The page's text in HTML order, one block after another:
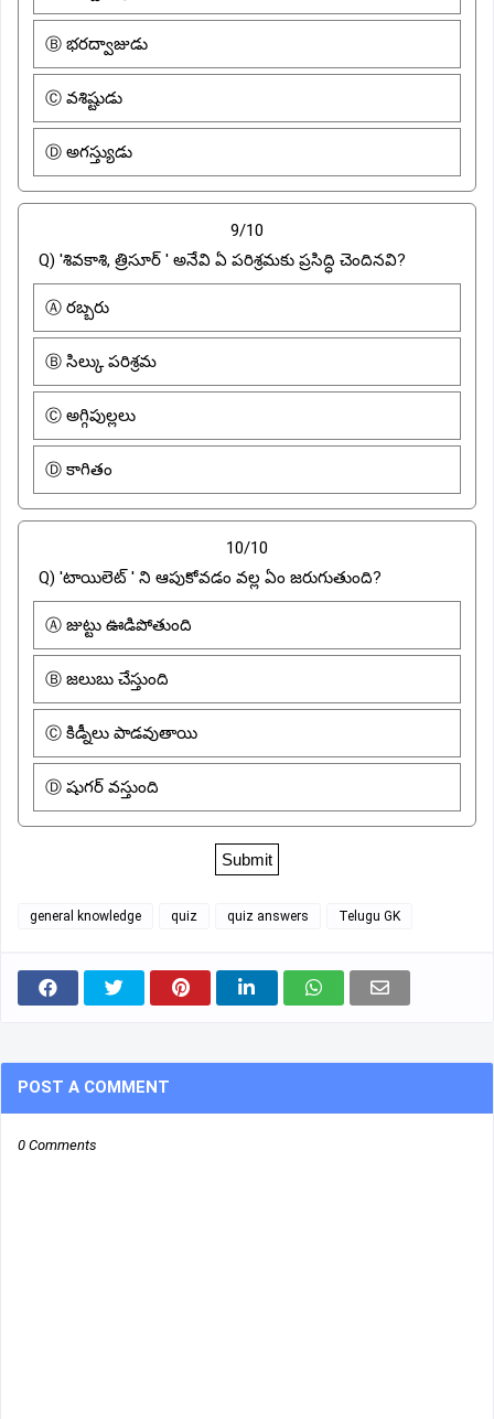
Ⓑ భరద్వాజుడు
Ⓒ వశిష్టుడు
Ⓓ అగస్త్యుడు
9/10
Q) 'శివకాశి, త్రిసూర్ ' అనేవి ఏ పరిశ్రమకు ప్రసిద్ధి చెందినవి?
Ⓐ రబ్బరు
Ⓑ సిల్కు పరిశ్రమ
Ⓒ అగ్గిపుల్లలు
Ⓓ కాగితం
10/10
Q) 'టాయిలెట్ ' ని ఆపుకోవడం వల్ల ఏం జరుగుతుంది?
Ⓐ జుట్టు ఊడిపోతుంది
Ⓑ జలుబు చేస్తుంది
Ⓒ కిడ్నీలు పాడవుతాయి
Ⓓ షుగర్ వస్తుంది
general knowledge quiz quiz answers Telugu GK
POST A COMMENT
0 Comments